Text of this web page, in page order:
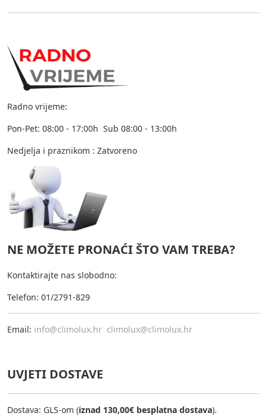
Radno vrijeme:
Pon-Pet: 08:00 - 17:00h Sub 08:00 - 13:00h
Nedjelja i praznikom : Zatvoreno
NE MOŽETE PRONAĆI ŠTO VAM TREBA?
Kontaktirajte nas slobodno:
Telefon: 01/2791-829
Email: info@climolux.hr climolux@climolux.hr
UVJETI DOSTAVE
Dostava: GLS-om (iznad 130,00€ besplatna dostava).